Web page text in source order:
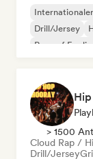
Drill/Jersey
Rap auf
> 1500
Cloud Rap /
Drill/Jersey